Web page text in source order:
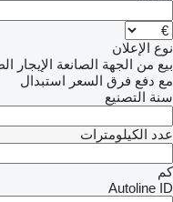
نوع الإعلان
بيع من الجهة الصانعة الإيجار
مع دفع فرق السعر استبدال
سنة التصنيع
عدد الكيلومترات
كم
Autoline ID